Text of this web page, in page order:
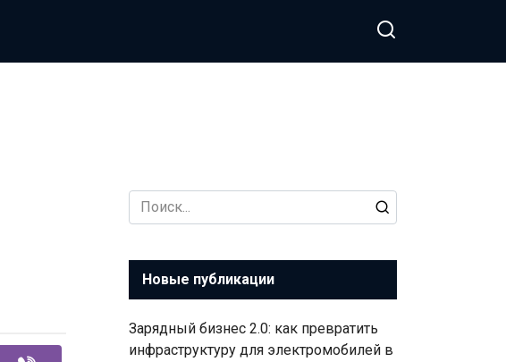
Search
for:
Новые публикации
Зарядный бизнес 2.0: как превратить
инфраструктуру для электромобилей в